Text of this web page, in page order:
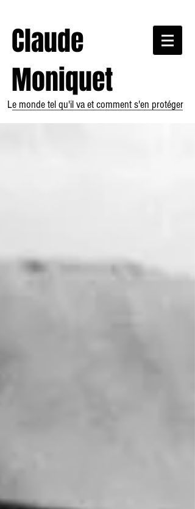
Claude
Moniquet
Le monde tel qu'il va et comment s'en protéger